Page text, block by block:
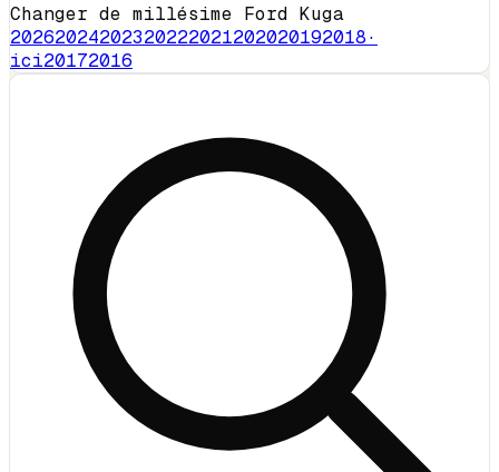
Changer de millésime Ford Kuga
20262024202320222021202020192018·
ici20172016